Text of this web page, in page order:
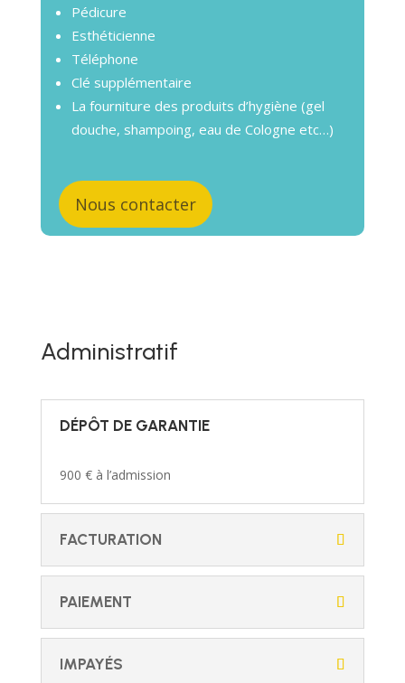
Pédicure
Esthéticienne
Téléphone
Clé supplémentaire
La fourniture des produits d’hygiène (gel
douche, shampoing, eau de Cologne etc…)
Nous contacter
Administratif
DÉPÔT DE GARANTIE
900 € à l’admission
FACTURATION
PAIEMENT
IMPAYÉS